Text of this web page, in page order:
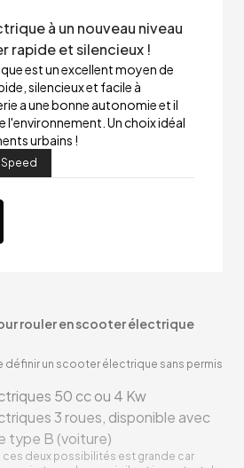
à un nouveau niveau
rapide et silencieux !
est un excellent moyen de
silencieux et facile à
a une bonne autonomie et il
l'environnement. Un choix idéal
urbains !
rouler en scooter électrique
définir un scooter électrique sans permis
50 cc ou 4 Kw
3 roues, disponible avec
type B (voiture)
ces deux possibilités est grande car